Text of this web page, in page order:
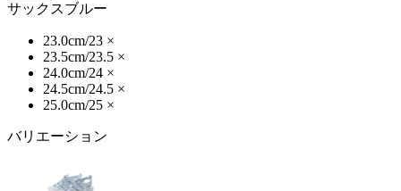
サックスブルー
23.0cm/23 ×
23.5cm/23.5 ×
24.0cm/24 ×
24.5cm/24.5 ×
25.0cm/25 ×
バリエーション